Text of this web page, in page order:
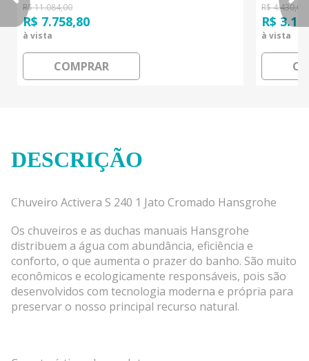
R$ 11.084,00
R$ 7.758,80
à vista
COMPRAR
R$ 4.430,00
R$
à vista
DESCRIÇÃO
Chuveiro Activera S 240 1 Jato Cromado Hansgrohe
Os chuveiros e as duchas manuais Hansgrohe
distribuem a água com abundância, eficiência e
conforto, o que aumenta o prazer do banho. São muito
econômicos e ecologicamente responsáveis, pois são
desenvolvidos com tecnologia moderna e própria para
preservar o nosso principal recurso natural.